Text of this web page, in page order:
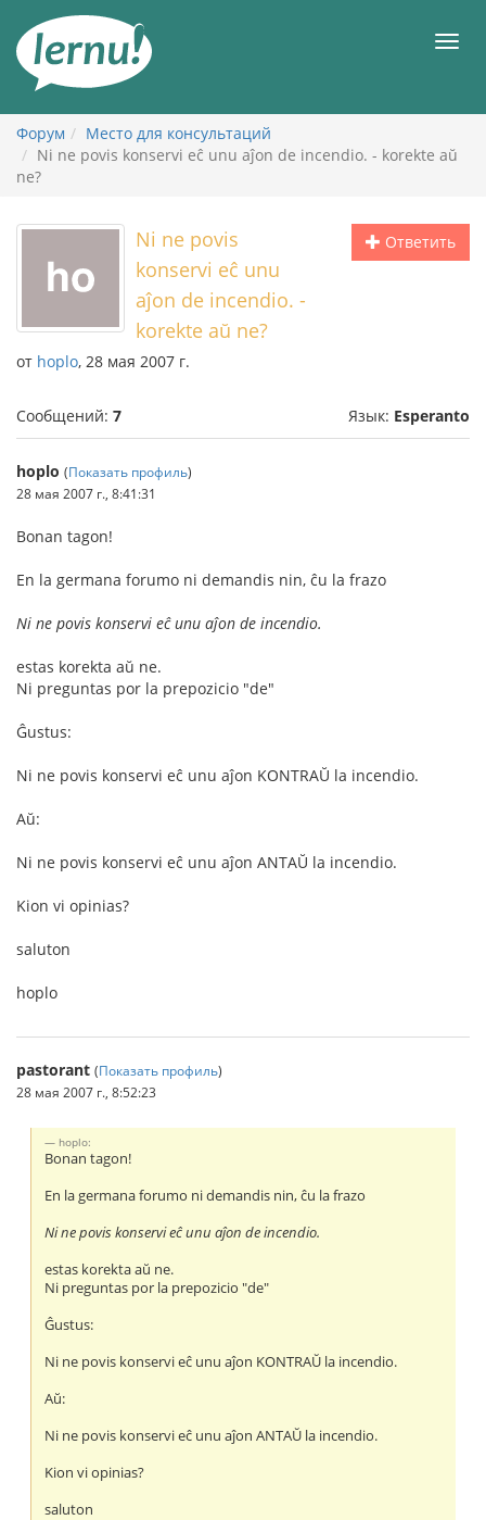
содержанию
Форум
Место для консультаций
Ni ne povis konservi eĉ unu aĵon de incendio. - korekte aŭ
ne?
Ответить
Ni ne povis
konservi eĉ unu
aĵon de incendio. -
korekte aŭ ne?
от hoplo, 28 мая 2007 г.
Сообщений: 7 Язык: Esperanto
hoplo (Показать профиль)
28 мая 2007 г., 8:41:31
Bonan tagon!
En la germana forumo ni demandis nin, ĉu la frazo
Ni ne povis konservi eĉ unu aĵon de incendio.
estas korekta aŭ ne.
Ni preguntas por la prepozicio "de"
Ĝustus:
Ni ne povis konservi eĉ unu aĵon KONTRAŬ la incendio.
Aŭ:
Ni ne povis konservi eĉ unu aĵon ANTAŬ la incendio.
Kion vi opinias?
saluton
hoplo
pastorant (Показать профиль)
28 мая 2007 г., 8:52:23
hoplo:
Bonan tagon!
En la germana forumo ni demandis nin, ĉu la frazo
Ni ne povis konservi eĉ unu aĵon de incendio.
estas korekta aŭ ne.
Ni preguntas por la prepozicio "de"
Ĝustus:
Ni ne povis konservi eĉ unu aĵon KONTRAŬ la incendio.
Aŭ:
Ni ne povis konservi eĉ unu aĵon ANTAŬ la incendio.
Kion vi opinias?
saluton